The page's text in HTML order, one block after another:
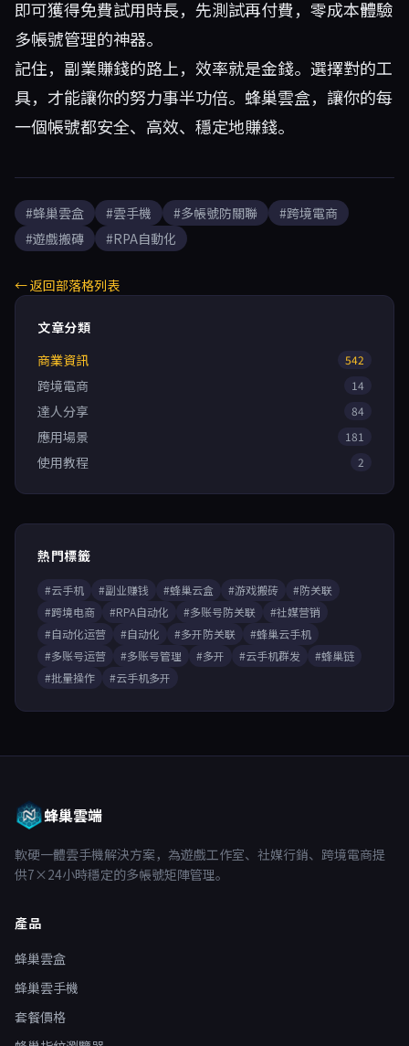
即可獲得免費試用時長，先測試再付費，零成本體驗
多帳號管理的神器。
記住，副業賺錢的路上，效率就是金錢。選擇對的工
具，才能讓你的努力事半功倍。蜂巢雲盒，讓你的每
一個帳號都安全、高效、穩定地賺錢。
#蜂巢雲盒 #雲手機 #多帳號防關聯
#跨境電商
#遊戲搬磚
#RPA自動化
← 返回部落格列表
文章分類
商業資訊
542
跨境電商 14
達人分享 84
應用場景 181
使用教程 2
熱門標籤
#云手机 #副业赚钱 #蜂巢云盒 #游戏搬砖
#防关联
#跨境电商
#RPA自动化 #多账号防关联
#社媒营销
#自动化运营
#自动化 #多开防关联
#蜂巢云手机
#多账号运营
#多账号管理 #多开 #云手机群发
#蜂巢链
#批量操作
#云手机多开
蜂巢雲端
軟硬一體雲手機解決方案，為遊戲工作室、社媒行銷、跨境電商提
供7×24小時穩定的多帳號矩陣管理。
產品
蜂巢雲盒
蜂巢雲手機
套餐價格